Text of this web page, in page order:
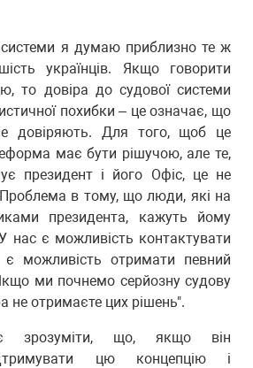
системи я думаю приблизно те ж
українців. Якщо говорити
то довіра до судової системи
похибки – це означає, що
довіряють. Для того, щоб це
має бути рішучою, але те,
президент і його Офіс, це не
в тому, що люди, які на
президента, кажуть йому
нас є можливість контактувати
можливість отримати певний
ми почнемо серйозну судову
не отримаєте цих рішень".
зрозуміти, що, якщо він
цю концепцію і